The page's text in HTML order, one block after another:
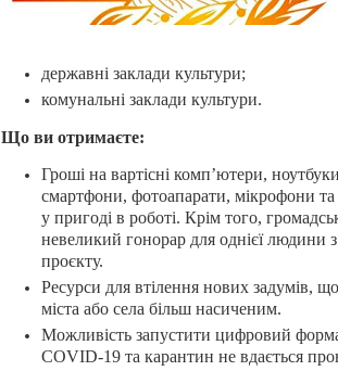
державні заклади культури;
комунальні заклади культури.
Що ви отримаєте:
Гроші на вартісні комп’ютери,
смартфони, фотоапарати, мікрофони та
у пригоді в роботі. Крім того,
невеликий гонорар для однієї людини
проєкту.
Ресурси для втілення нових задумів,
міста або села більш насиченим.
Можливість запустити цифровий
COVID-19 та карантин не вдається